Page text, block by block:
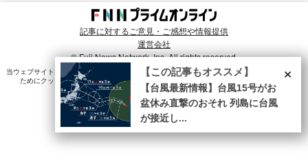
記事に対するご意見・ご感想や情報提供
運営会社
© Fuji News Network, Inc. All rights reserved.
当ウェブサイトでは、ユーザのニーズ・興味・関⼼に合致したコンテンツや広告配信を提供する
ためにクッキーを使⽤しています。詳細は、
プライバシーポリシー をご確認ください。×
【この記事もオススメ】
【台風最新情報】台風15号がお
盆休み直撃のおそれ 列島に台風
が接近し...